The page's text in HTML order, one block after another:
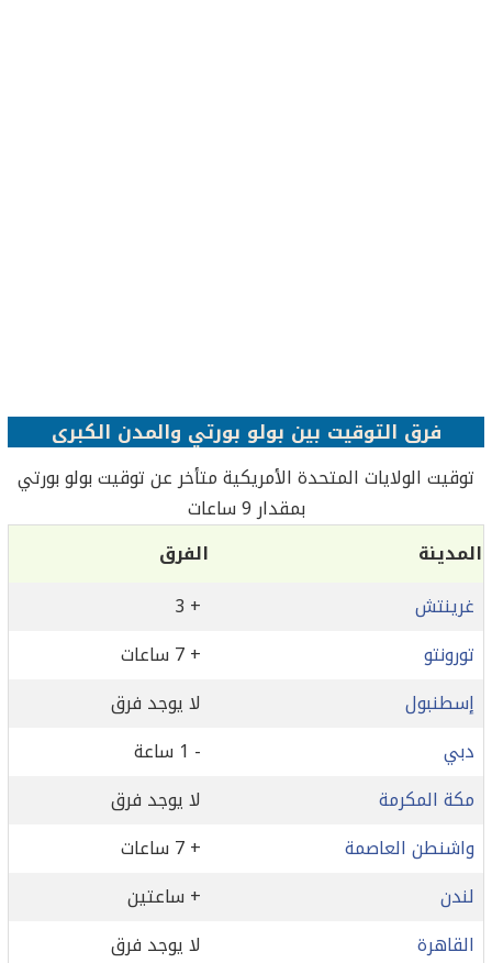
فرق التوقيت بين بولو بورتي والمدن الكبرى
توقيت الولايات المتحدة الأمريكية متأخر عن توقيت بولو بورتي
بمقدار 9 ساعات
المدينة
الفرق
غرينتش
+ 3
تورونتو
+ 7 ساعات
إسطنبول
لا يوجد فرق
دبي
- 1 ساعة
مكة المكرمة
لا يوجد فرق
واشنطن العاصمة
+ 7 ساعات
لندن
+ ساعتين
القاهرة
لا يوجد فرق